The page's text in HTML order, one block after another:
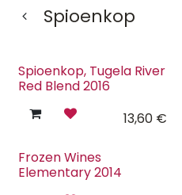
Spioenkop
Spioenkop, Tugela River
Red Blend 2016
13,60 €
Frozen Wines
Elementary 2014